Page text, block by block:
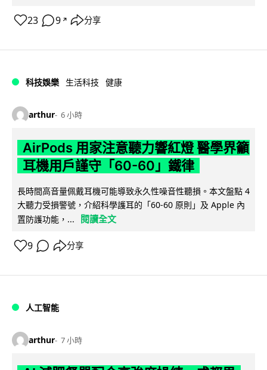
23 9 ↗ 分享
科技娛樂 生活科技 健康
arthur 6 小時
AirPods 用家注意聽力響紅燈 醫學界籲
耳機用戶謹守「60-60」鐵律
長時間高音量佩戴耳機可能導致永久性噪音性聽損。本文盤點 4
大聽力受損警號，介紹科學護耳的「60-60 原則」及 Apple 內
置防護功能，...
閱讀全文
9 分享
人工智能
arthur 7 小時